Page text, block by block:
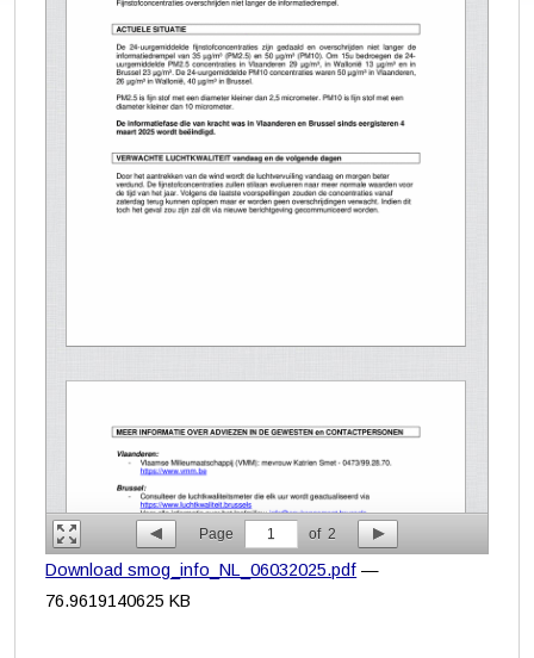
Page 1 of 2
Download smog_info_NL_06032025.pdf —
76.9619140625 KB